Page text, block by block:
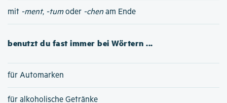
mit -ment, -tumoder -chen am Ende
benutzt du fast immer bei Wörtern ...
für Automarken
für alkoholische Getränke